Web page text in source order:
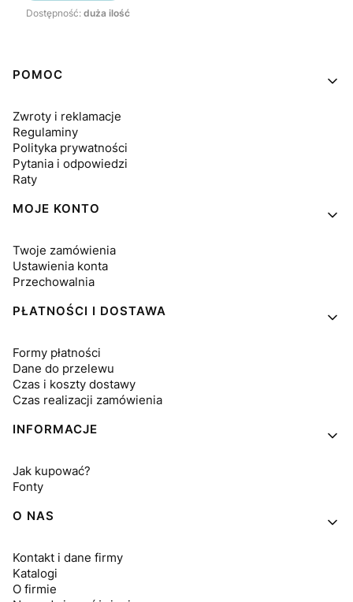
Dostępność: duża ilość
Linki w stopce
POMOC
Zwroty i reklamacje
Regulaminy
Polityka prywatności
Pytania i odpowiedzi
Raty
MOJE KONTO
Twoje zamówienia
Ustawienia konta
Przechowalnia
PŁATNOŚCI I DOSTAWA
Formy płatności
Dane do przelewu
Czas i koszty dostawy
Czas realizacji zamówienia
INFORMACJE
Jak kupować?
Fonty
O NAS
Kontakt i dane firmy
Katalogi
O firmie